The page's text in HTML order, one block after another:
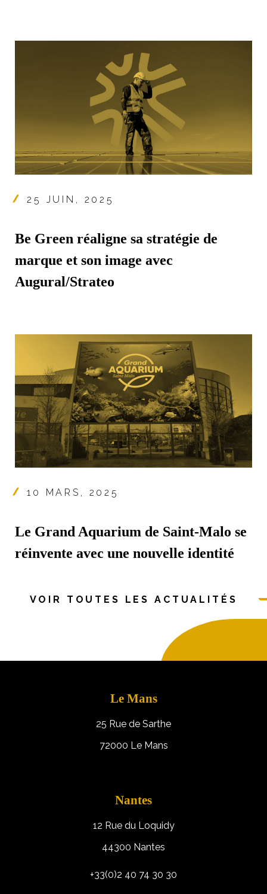
25 JUIN, 2025
Be Green réaligne sa stratégie de
marque et son image avec
Augural/Strateo
10 MARS, 2025
Le Grand Aquarium de Saint-Malo se
réinvente avec une nouvelle identité
VOIR TOUTES LES ACTUALITÉS
Le Mans
25 Rue de Sarthe
72000 Le Mans
Nantes
12 Rue du Loquidy
44300 Nantes
+33(0)2 40 74 30 30